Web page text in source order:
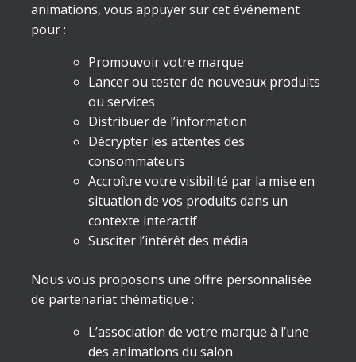
animations, vous appuyer sur cet événement
pour :
Promouvoir votre marque
Lancer ou tester de nouveaux produits
ou services
Distribuer de l’information
Décrypter les attentes des
consommateurs
Accroître votre visibilité par la mise en
situation de vos produits dans un
contexte interactif
Susciter l’intérêt des média
Nous vous proposons une offre personnalisée
de partenariat thématique :
L’association de votre marque à l’une
des animations du salon